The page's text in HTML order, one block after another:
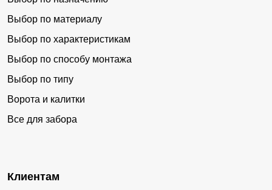
Выбор по материалу
Выбор по характеристикам
Выбор по способу монтажа
Выбор по типу
Ворота и калитки
Все для забора
Клиентам